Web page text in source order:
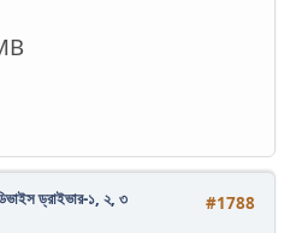
#1788
ড্রাইভার-১, ২, ৩